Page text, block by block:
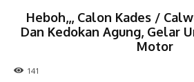
Heboh,,, Calon Kades /
Dan Kedokan Agung, Gelar
Motor
141